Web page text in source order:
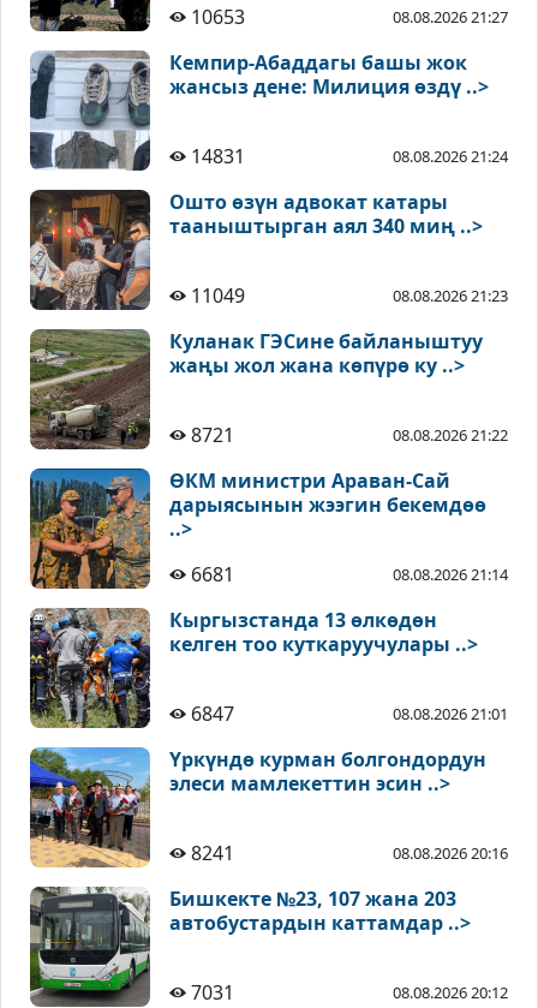
10653
08.08.2026 21:27
Кемпир-Абаддагы башы жок
жансыз дене: Милиция өздү ..>
14831 08.08.2026 21:24
Ошто өзүн адвокат катары
тааныштырган аял 340 миң ..>
11049 08.08.2026 21:23
Куланак ГЭСине байланыштуу
жаңы жол жана көпүрө ку ..>
8721 08.08.2026 21:22
ӨКМ министри Араван-Сай
дарыясынын жээгин бекемдөө
..>
6681
08.08.2026 21:14
Кыргызстанда 13 өлкөдөн
келген тоо куткаруучулары ..>
6847 08.08.2026 21:01
Үркүндө курман болгондордун
элеси мамлекеттин эсин ..>
8241 08.08.2026 20:16
Бишкекте №23, 107 жана 203
автобустардын каттамдар ..>
7031 08.08.2026 20:12